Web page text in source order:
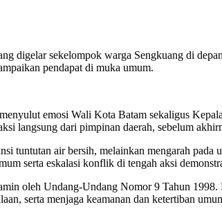
digelar sekelompok warga Sengkuang di
pendapat di muka umum.
emosi Wali Kota Batam sekaligus
langsung dari pimpinan daerah, sebelum
tuntutan air bersih, melainkan mengarah
serta eskalasi konflik di tengah aksi
oleh Undang-Undang Nomor 9 Tahun
serta menjaga keamanan dan ketertiban